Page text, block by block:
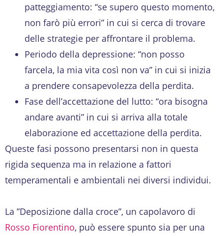
patteggiamento: “se supero questo momento,
non farò più errori” in cui si cerca di trovare
delle strategie per affrontare il problema.
Periodo della depressione: “non posso
farcela, la mia vita così non va” in cui si inizia
a prendere consapevolezza della perdita.
Fase dell’accettazione del lutto: “ora bisogna
andare avanti” in cui si arriva alla totale
elaborazione ed accettazione della perdita.
Queste fasi possono presentarsi non in questa
rigida sequenza ma in relazione a fattori
temperamentali e ambientali nei diversi individui.
La ”Deposizione dalla croce”, un capolavoro di
Rosso Fiorentino, può essere spunto sia per una